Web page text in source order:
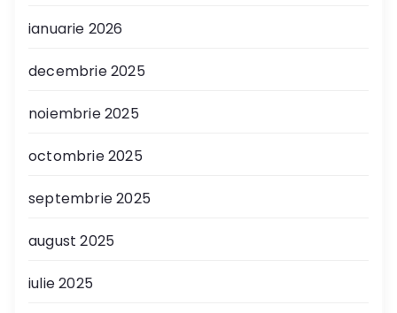
ianuarie 2026
decembrie 2025
noiembrie 2025
octombrie 2025
septembrie 2025
august 2025
iulie 2025